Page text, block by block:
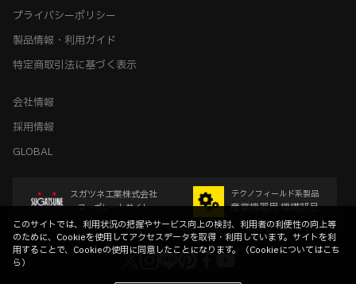
プライバシーポリシー
製品情報・利用ガイド
特定商取引法に基づく表示
会社情報
採用情報
GLOBAL
スガツネ工業株式会社
コーポレートサイト
テクノフィールド系製品
産業機器用 機構部品
このサイトでは、利用状況の把握やサービス向上の検討、利用者の利便性の向上等
のために、Cookieを使用してアクセスデータを取得・利用しています。サイトを利
用することで、Cookieの使用に同意したことになります。（Cookieについてはこち
ら）